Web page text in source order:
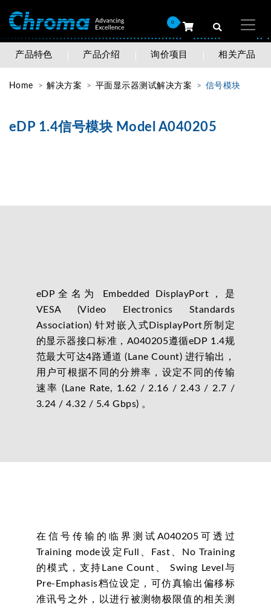
0
产品特色 产品介绍 询价项目 相关产品
Home 解决方案 平面显示器测试解决方案 信号模块
eDP 1.4信号模块 Model A040205
eDP全名为 Embedded DisplayPort，是
VESA (Video Electronics Standards
Association) 针对嵌入式DisplayPort所制定
的显示器接口标准，A040205遵循eDP 1.4规
范最大可达4路通道 (Lane Count) 进行输出，
用户可根据不同的分辨率，设定不同的传输
速率 (Lane Rate, 1.62 / 2.16 / 2.43 / 2.7 /
3.24 / 4.32 / 5.4 Gbps) 。
在信号传输的临界测试A040205可透过
Training mode设定Full、Fast、No Training
的模式，支持Lane Count、 Swing Level与
Pre-Emphasis档位设定，可仿真输出偏移标
准讯号之外，以进行被测物极限值的相关测